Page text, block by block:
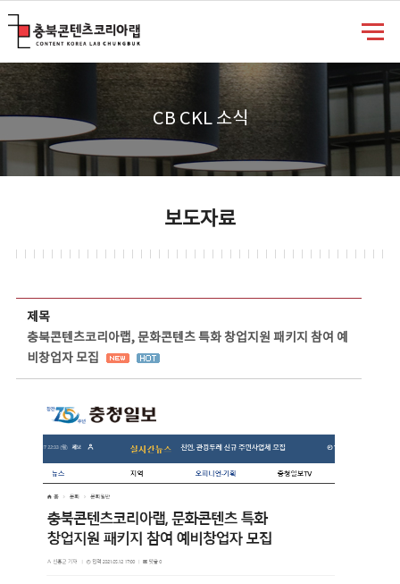
CB CKL 소식
보도자료
제목
충북콘텐츠코리아랩, 문화콘텐츠 특화 창업지원 패키지 참여 예
비창업자 모집